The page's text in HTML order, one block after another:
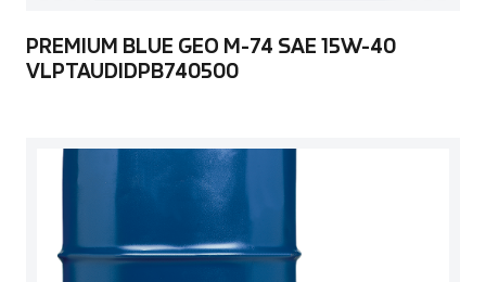
PREMIUM BLUE GEO M-74 SAE 15W-40
VLPTAUDIDPB740500